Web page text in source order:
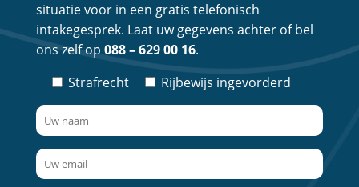
situatie voor in een gratis telefonisch
intakegesprek. Laat uw gegevens achter of bel
ons zelf op 088 – 629 00 16.
Strafrecht
Rijbewijs ingevorderd